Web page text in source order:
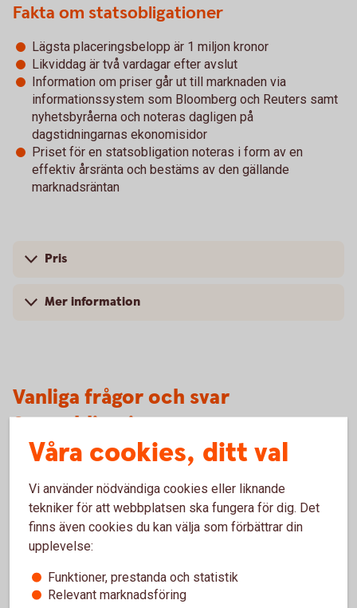
Fakta om statsobligationer
Lägsta placeringsbelopp är 1 miljon kronor
Likviddag är två vardagar efter avslut
Information om priser går ut till marknaden via
informationssystem som Bloomberg och Reuters samt
nyhetsbyråerna och noteras dagligen på
dagstidningarnas ekonomisidor
Priset för en statsobligation noteras i form av en
effektiv årsränta och bestäms av den gällande
marknadsräntan
Pris
Mer information
Vanliga frågor och svar
Statsobligationer
Vilken är lägsta placeringsvolymen?
Våra cookies, ditt val
Vi använder nödvändiga cookies eller liknande
tekniker för att webbplatsen ska fungera för dig. Det
finns även cookies du kan välja som förbättrar din
upplevelse:
Funktioner, prestanda och statistik
Relevant marknadsföring